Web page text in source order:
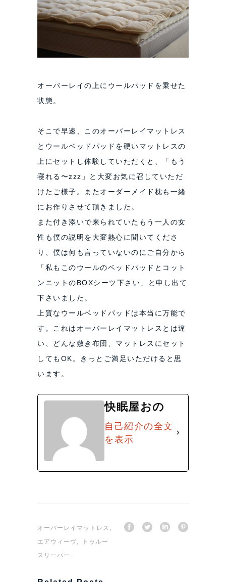
オーバーレイの上にウールパッドを乗せた
状態。
そこで早速、このオーバーレイマットレス
とウールベッドパッドを硬いマットレスの
上にセットし体験していただくと、「もう
寝れる〜zzz」と大変お気に召していただ
けたご様子。またオーダーメイド枕も一緒
にお作りさせて頂きました。
また付き添いで来られていたもう一人の女
性も僕の説明を大変熱心に聞いてくださ
り、僕は何も言っていないのにご自分から
「私もこのウールのベッドパッドとコット
ンニットのBOXシーツ下さい」と申し出て
下さいました。
上質なウールベッドパッドは本当に万能で
す。これはオーバーレイマットレスとは違
い、どんな敷き布団、マットレスにセット
してもOK。きっとご満足いただけると思
います。
快眠屋おの
自己紹介の全文
を表示
オーバーレイマットレス
エアウィーヴ
トゥルー
スリーパー